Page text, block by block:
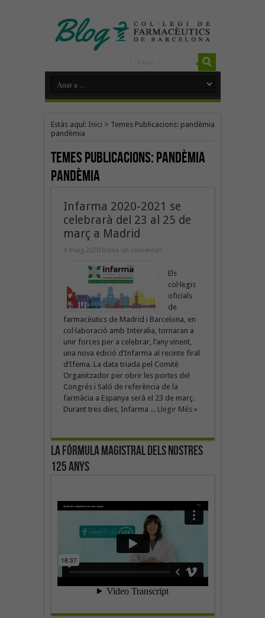
Estàs aquí: Inici > Temes Publicacions: pandèmia
pandèmia
Temes Publicacions:pandèmia
pandèmia
Infarma 2020-2021 se
celebrarà del 23 al 25 de
març a Madrid
4 maig 2020 Deixa un comentari
Els
col·legis
oficials
de
farmacèutics de Madrid i Barcelona, en
col·laboració amb Interalia, tornaran a
unir forces per a celebrar, l’any vinent,
una nova edició d’Infarma al recinte firal
d’Ifema. La data triada pel Comitè
Organitzador per obrir les portes del
Congrés i Saló de referència de la
farmàcia a Espanya serà el 23 de març.
Durant tres dies, Infarma ... Llegir Més »
La fórmula magistral dels nostres
125 anys